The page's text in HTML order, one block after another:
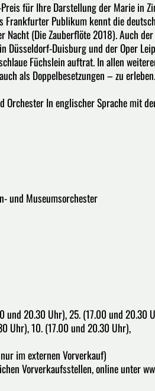
für Ihre Darstellung der Marie in
Frankfurter Publikum kennt die
Nacht (Die Zauberflöte 2018). Auch
Düsseldorf-Duisburg und der Oper
Füchslein auftrat. In allen
als Doppelbesetzungen – zu erleben.
In englischer Sprache mit
und Museumsorchester
und 20.30 Uhr), 25. (17.00 und 20.30
Uhr), 10. (17.00 und 20.30 Uhr),
im externen Vorverkauf)
Vorverkaufsstellen, online unter